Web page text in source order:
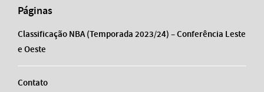
Páginas
Classificação NBA (Temporada 2023/24) – Conferência Leste
e Oeste
Contato